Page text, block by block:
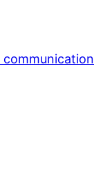
communication